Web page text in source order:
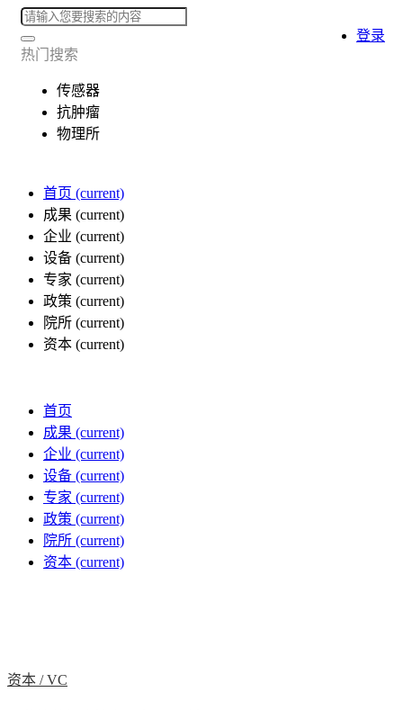
热门搜索
传感器
抗肿瘤
物理所
首页 (current)
成果 (current)
企业 (current)
设备 (current)
专家 (current)
政策 (current)
院所 (current)
资本 (current)
登录
首页
成果 (current)
企业 (current)
设备 (current)
专家 (current)
政策 (current)
院所 (current)
资本 (current)
资本 /VC